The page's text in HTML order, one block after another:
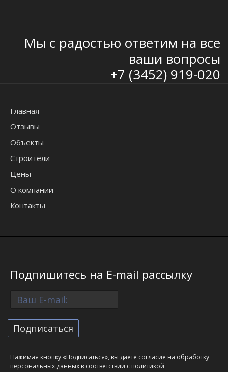
Мы с радостью ответим на все
ваши вопросы
+7 (3452) 919-020
Главная
Отзывы
Объекты
Строители
Цены
О компании
Контакты
Подпишитесь на E-mail рассылку
Нажимая кнопку «Подписаться», вы даете согласие на обработку
персональных данных в соответствии с политикой